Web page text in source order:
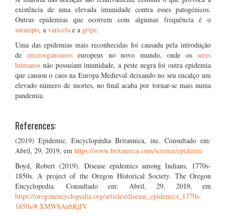
existência de uma elevada imunidade contra esses patogénicos.
Outras epidemias que ocorrem com algumas frequência é o
sarampo, a varicela e a gripe.
Uma das epidemias mais reconhecidas foi causada pela introdução
de microrganismoseuropeus no novo mundo, onde os seres
humanos não possuíam imunidade, a peste negra foi outra epidemia
que causou o caos na Europa Medieval deixando no seu encalço um
elevado número de mortes, no final acaba por tornar-se mais numa
pandemia.
References:
(2019) Epidemic. Encyclopædia Britannica, inc. Consultado em:
Abril, 29, 2019, em https://www.britannica.com/science/epidemic
Boyd, Robert (2019). Disease epidemics among Indians, 1770s-
1850s. A project of the Oregon Historical Society. The Oregon
Encyclopedia. Consultado em: Abril, 29, 2019, em
https://oregonencyclopedia.org/articles/disease_epidemics_1770s-
1850s/#.XMW8AuhKjIV